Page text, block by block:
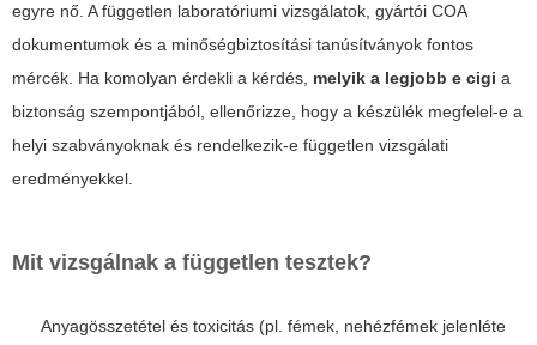
egyre nő. A független laboratóriumi vizsgálatok, gyártói COA
dokumentumok és a minőségbiztosítási tanúsítványok fontos
mércék. Ha komolyan érdekli a kérdés, melyik a legjobb e cigi a
biztonság szempontjából, ellenőrizze, hogy a készülék megfelel-e a
helyi szabványoknak és rendelkezik-e független vizsgálati
eredményekkel.
Mit vizsgálnak a független tesztek?
Anyagösszetétel és toxicitás (pl. fémek, nehézfémek jelenléte